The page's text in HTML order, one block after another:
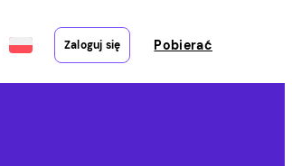
Zaloguj się Pobierać